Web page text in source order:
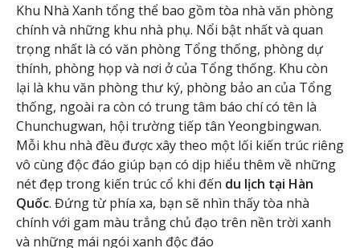
Khu Nhà Xanh tổng thể bao gồm tòa nhà văn phòng
chính và những khu nhà phụ. Nổi bật nhất và quan
trọng nhất là có văn phòng Tổng thống, phòng dự
thính, phòng họp và nơi ở của Tổng thống. Khu còn
lại là khu văn phòng thư ký, phòng bảo an của Tổng
thống, ngoài ra còn có trung tâm báo chí có tên là
Chunchugwan, hội trường tiếp tân Yeongbingwan.
Mỗi khu nhà đều được xây theo một lối kiến trúc riêng
vô cùng độc đáo giúp bạn có dịp hiểu thêm về những
nét đẹp trong kiến trúc cổ khi đến du lịch tại Hàn
Quốc. Đứng từ phía xa, bạn sẽ nhìn thấy tòa nhà
chính với gam màu trắng chủ đạo trên nền trời xanh
và những mái ngói xanh độc đáo